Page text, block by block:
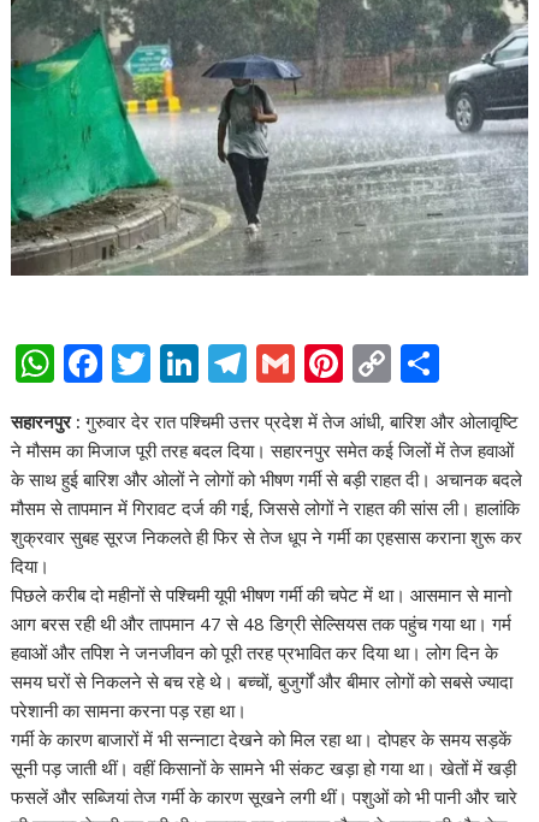
W
at
s
A
p
p
F
ac
e
b
o
o
k
T
itt
er
Li
n
k
e
dI
n
T
e
gr
a
m
G
m
ai
l
Pi
nt
er
e
st
C
o
p
y
Li
n
k
h
ar
e
सहारनपुर : गुरुवार देर रात पश्चिमी उत्तर प्रदेश में तेज आंधी, बारिश और ओलावृष्टि
ने मौसम का मिजाज पूरी तरह बदल दिया। सहारनपुर समेत कई जिलों में तेज हवाओं
के साथ हुई बारिश और ओलों ने लोगों को भीषण गर्मी से बड़ी राहत दी। अचानक बदले
मौसम से तापमान में गिरावट दर्ज की गई, जिससे लोगों ने राहत की सांस ली। हालांकि
शुक्रवार सुबह सूरज निकलते ही फिर से तेज धूप ने गर्मी का एहसास कराना शुरू कर
दिया।
पिछले करीब दो महीनों से पश्चिमी यूपी भीषण गर्मी की चपेट में था। आसमान से मानो
आग बरस रही थी और तापमान 47 से 48 डिग्री सेल्सियस तक पहुंच गया था। गर्म
हवाओं और तपिश ने जनजीवन को पूरी तरह प्रभावित कर दिया था। लोग दिन के
समय घरों से निकलने से बच रहे थे। बच्चों, बुजुर्गों और बीमार लोगों को सबसे ज्यादा
परेशानी का सामना करना पड़ रहा था।
गर्मी के कारण बाजारों में भी सन्नाटा देखने को मिल रहा था। दोपहर के समय सड़कें
सूनी पड़ जाती थीं। वहीं किसानों के सामने भी संकट खड़ा हो गया था। खेतों में खड़ी
फसलें और सब्जियां तेज गर्मी के कारण सूखने लगी थीं। पशुओं को भी पानी और चारे